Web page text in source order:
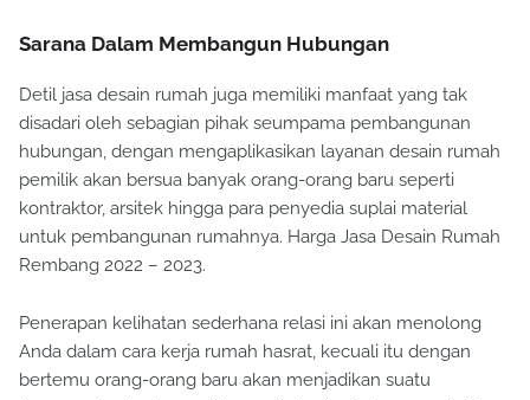
Sarana Dalam Membangun Hubungan
Detil jasa desain rumah juga memiliki manfaat yang tak
disadari oleh sebagian pihak seumpama pembangunan
hubungan, dengan mengaplikasikan layanan desain rumah
pemilik akan bersua banyak orang-orang baru seperti
kontraktor, arsitek hingga para penyedia suplai material
untuk pembangunan rumahnya. Harga Jasa Desain Rumah
Rembang 2022 – 2023.
Penerapan kelihatan sederhana relasi ini akan menolong
Anda dalam cara kerja rumah hasrat, kecuali itu dengan
bertemu orang-orang baru akan menjadikan suatu